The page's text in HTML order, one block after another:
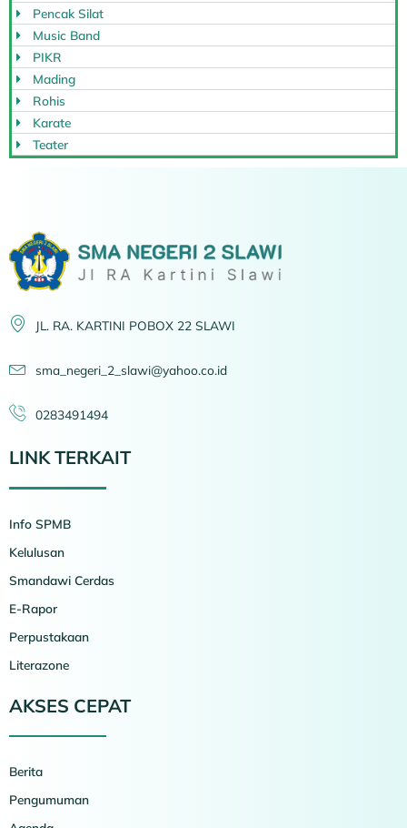
Pencak Silat
Music Band
PIKR
Mading
Rohis
Karate
Teater
JL. RA. KARTINI POBOX 22 SLAWI
sma_negeri_2_slawi@yahoo.co.id
0283491494
LINK TERKAIT
Info SPMB
Kelulusan
Smandawi Cerdas
E-Rapor
Perpustakaan
Literazone
AKSES CEPAT
Berita
Pengumuman